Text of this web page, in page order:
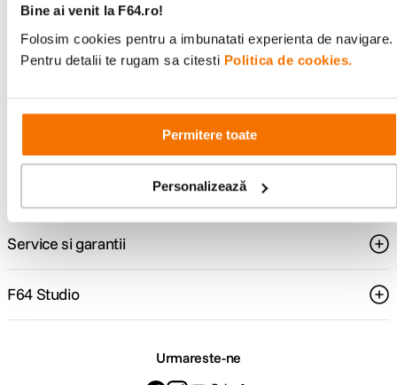
Bine ai venit la F64.ro!
Folosim cookies pentru a imbunatati experienta de navigare.
Pentru detalii te rugam sa citesti Politica de cookies.
Permitere toate
Personalizează
Consultanta
specializata
Livrare gratuita
499lei
Service si garantii
F64 Studio
Urmareste-ne